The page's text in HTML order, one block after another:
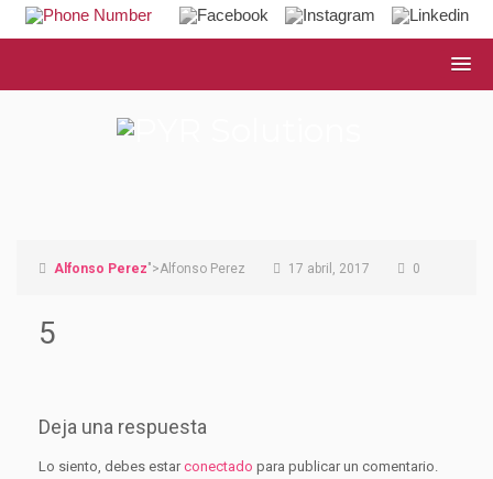
Alfonso Perez">Alfonso Perez 17 abril, 2017 0
5
Deja una respuesta
Lo siento, debes estarconectado para publicar un comentario.